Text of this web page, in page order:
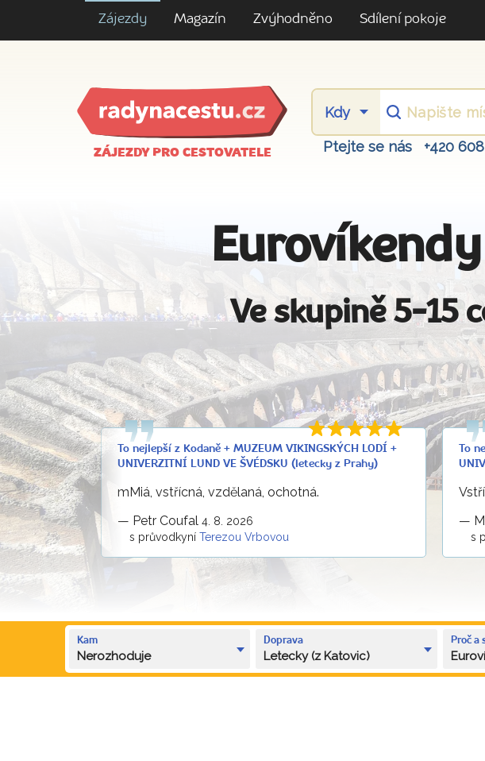
Zájezdy Magazín Zvýhodněno Sdílení pokoje
ZÁJEZDY PRO CESTOVATELE Ptejte se nás +420
Ve skupině 5-15
To nejlepší z Kodaně + MUZEUM VIKINGSKÝCH LODÍ +
UNIVERZITNÍ LUND VE ŠVÉDSKU (letecky z Prahy)
mMiá, vstřícná, vzdělaná, ochotná.
— Petr Coufal 4. 8. 2026
s průvodkyní Terezou Vrbovou
To
—
s
Kam
Nerozhoduje
Doprava
Letecky (z Katovic)
Proč a